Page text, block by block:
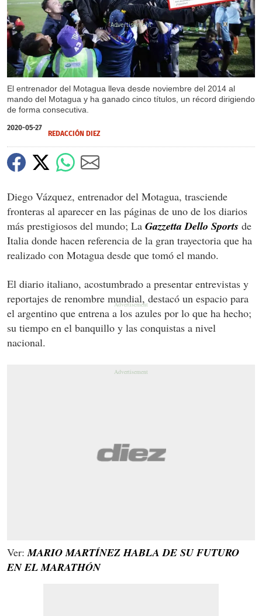
El entrenador del Motagua lleva desde noviembre del 2014 al
mando del Motagua y ha ganado cinco títulos, un récord dirigiendo
de forma consecutiva.
X
X
2020-05-27
REDACCIÓN DIEZ
Diego Vázquez, entrenador del Motagua, trasciende
fronteras al aparecer en las páginas de uno de los diarios
más prestigiosos del mundo; La Gazzetta Dello Sports de
Italia donde hacen referencia de la gran trayectoria que ha
realizado con Motagua desde que tomó el mando.
El diario italiano, acostumbrado a presentar entrevistas y
reportajes de renombre mundial, destacó un espacio para
el argentino que entrena a los azules por lo que ha hecho;
su tiempo en el banquillo y las conquistas a nivel
nacional.
Ver:MARIO MARTÍNEZ HABLA DE SU FUTURO
EN EL MARATHÓN